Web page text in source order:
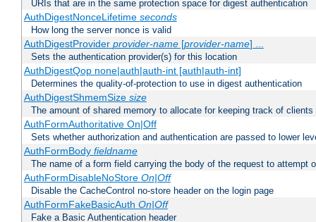
URIs that are in the same protection space for digest authentication
AuthDigestNonceLifetime seconds
How long the server nonce is valid
AuthDigestProvider provider-name[provider-name] ...
Sets the authentication provider(s) for this location
AuthDigestQop none|auth|auth-int [auth|auth-int]
Determines the quality-of-protection to use in digest authentication
AuthDigestShmemSize size
The amount of shared memory to allocate for keeping track of clients
AuthFormAuthoritative On|Off
Sets whether authorization and authentication are passed to lower
AuthFormBody fieldname
The name of a form field carrying the body of the request to attempt
AuthFormDisableNoStore On|Off
Disable the CacheControl no-store header on the login page
AuthFormFakeBasicAuth On|Off
Fake a Basic Authentication header